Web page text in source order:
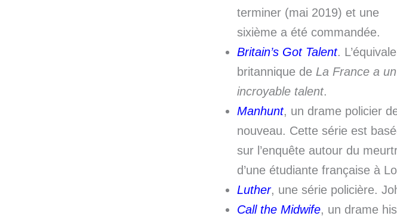
terminer (mai 2019) et une
sixième a été commandée.
Britain’s Got Talent.
britannique de La France a un
incroyable talent.
Manhunt, un drame policier
nouveau. Cette série est
sur l’enquête autour du
d’une étudiante française à
Luther, une série policière.
Call the Midwife, un drame